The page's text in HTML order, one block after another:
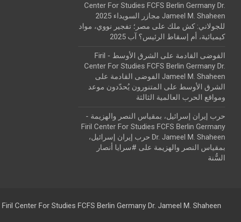
Center For Studies FCFS Berlin Germany Dr.
Jameel M. Shaheen مجازر السويداء 2025
للجولاني: كش ملك على مصر؛ تفجير نووي، مواد
كيميائية، أم إسقاط الرئيس؟ آب 2025
الفوضى القادمة على الشرق الأوسط - Firil
Center For Studies FCFS Berlin Germany Dr.
Jameel M. Shaheen الفوضى القادمة على
الشرق الأوسط على المتنورون يُحدّدون موعد
ومواقع الحرب العالمية الثالثة
حرب إيران إسرائيل، بمقياس النصر والهزيمة -
Firil Center For Studies FCFS Berlin Germany
Dr. Jameel M. Shaheen حرب إيران إسرائيل،
بمقياس النصر والهزيمة على #سرايا أنصار
السُّنة
Firil Center For Studies FCFS Berlin Germany Dr. Jameel M. Shaheen